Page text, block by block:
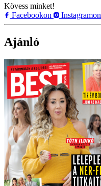
Kövess minket!
Facebookon
Instagramon
Ajánló